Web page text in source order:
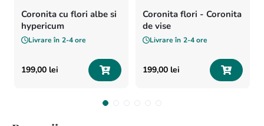
Coronita cu flori albe si
hypericum
Livrare în 2-4 ore
199,00 lei
Coronita flori - Coronita
de vise
Livrare în 2-4 ore
199,00 lei